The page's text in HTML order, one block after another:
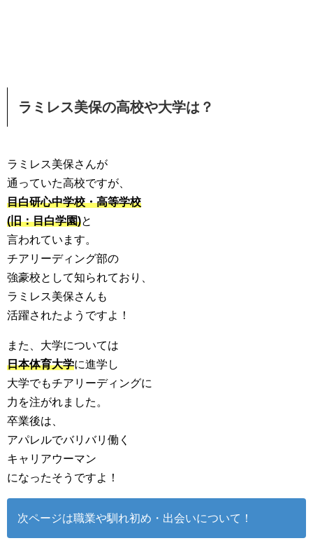
ラミレス美保の高校や大学は？
ラミレス美保さんが
通っていた高校ですが、
目白研心中学校・高等学校
(旧：目白学園)と
言われています。
チアリーディング部の
強豪校として知られており、
ラミレス美保さんも
活躍されたようですよ！
また、大学については
日本体育大学に進学し
大学でもチアリーディングに
力を注がれました。
卒業後は、
アパレルでバリバリ働く
キャリアウーマン
になったそうですよ！
次ページは職業や馴れ初め・出会いについて！